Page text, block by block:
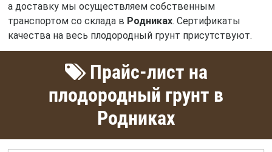
а доставку мы осуществляем собственным
транспортом со склада в Родниках. Сертификаты
качества на весь плодородный грунт присутствуют.
Прайс-лист на
плодородный грунт в
Родниках